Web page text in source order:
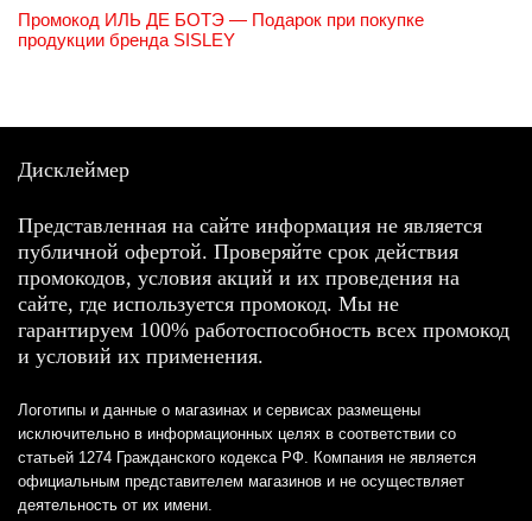
Промокод ИЛЬ ДЕ БОТЭ — Подарок при покупке
продукции бренда SISLEY
Дисклеймер
Представленная на сайте информация не является
публичной офертой. Проверяйте срок действия
промокодов, условия акций и их проведения на
сайте, где используется промокод. Мы не
гарантируем 100% работоспособность всех промокод
и условий их применения.
Логотипы и данные о магазинах и сервисах размещены
исключительно в информационных целях в соответствии со
статьей 1274 Гражданского кодекса РФ. Компания не является
официальным представителем магазинов и не осуществляет
деятельность от их имени.